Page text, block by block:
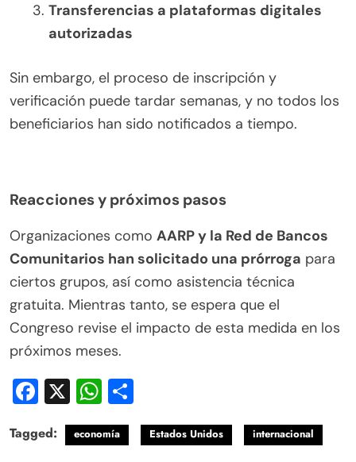
Transferencias a plataformas digitales
autorizadas
Sin embargo, el proceso de inscripción y
verificación puede tardar semanas, y no todos los
beneficiarios han sido notificados a tiempo.
Reacciones y próximos pasos
Organizaciones como AARP y la Red de Bancos
Comunitarios han solicitado una prórroga para
ciertos grupos, así como asistencia técnica
gratuita. Mientras tanto, se espera que el
Congreso revise el impacto de esta medida en los
próximos meses.
Facebook
X WhatsApp
Tagged: economía Estados Unidos internacional